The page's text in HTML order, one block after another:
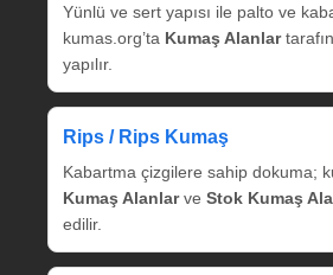
Yünlü ve sert yapısı ile palto ve
kumas.org’ta Kumaş Alanlar
yapılır.
Rips / Rips Kumaş
Kabartma çizgilere sahip dokuma;
Kumaş Alanlarve Stok Kumaş
edilir.